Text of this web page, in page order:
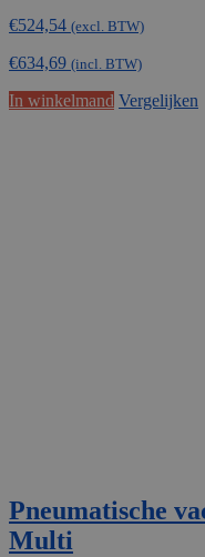
€524,54 (excl. BTW)
€634,69 (incl. BTW)
In winkelmand Vergelijken
Pneumatische
Multi